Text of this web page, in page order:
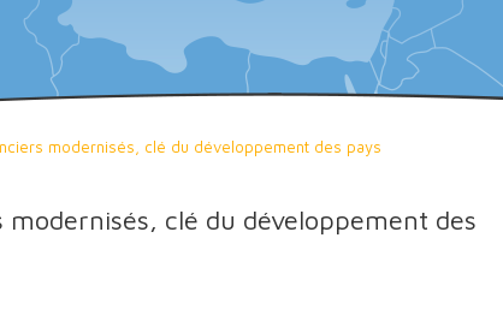
modernisés, clé du développement des pays
clé du développement des